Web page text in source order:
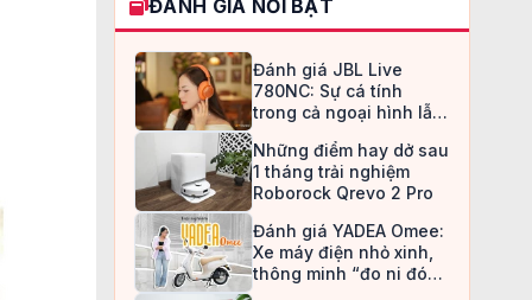
ĐÁNH GIÁ NỔI BẬT
Đánh giá JBL Live
780NC: Sự cá tính
trong cả ngoại hình lẫn
Những điểm hay dở sau
1 tháng trải nghiệm
Roborock Qrevo 2 Pro
Đánh giá YADEA Omee:
Xe máy điện nhỏ xinh,
thông minh “đo ni đóng